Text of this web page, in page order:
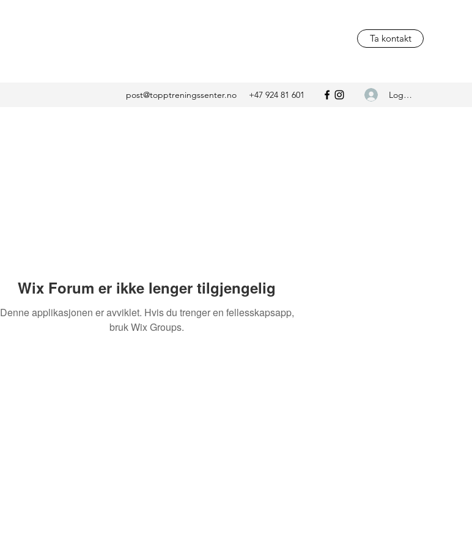
Ta kontakt
post@topptreningssenter.no +47 924 81 601 Logg inn
Wix Forum er ikke lenger tilgjengelig
Denne applikasjonen er avviklet. Hvis du trenger en fellesskapsapp,
bruk Wix Groups.